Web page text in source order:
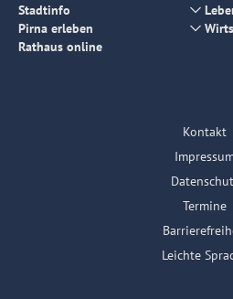
Stadtinfo
Pirna erleben
Rathaus online
Kontakt
Termine
Leichte